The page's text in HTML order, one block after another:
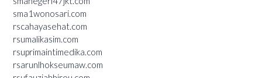
sma1wonosari.com
rscahayasehat.com
rsumalikasim.com
rsuprimaintimedika.com
rsarunlhokseumaw.com